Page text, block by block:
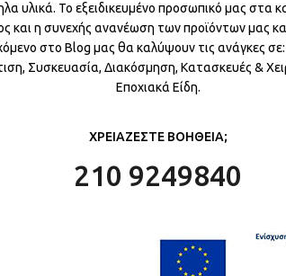
υλικά. Το εξειδικευμένο προσωπικό μας στα
και η συνεχής ανανέωση των προϊόντων μας
στο Blog μας θα καλύψουν τις ανάγκες
Συσκευασία, Διακόσμηση, Κατασκευές &
Εποχιακά Είδη.
ΧΡΕΙΑΖΕΣΤΕ ΒΟΗΘΕΙΑ;
210 9249840